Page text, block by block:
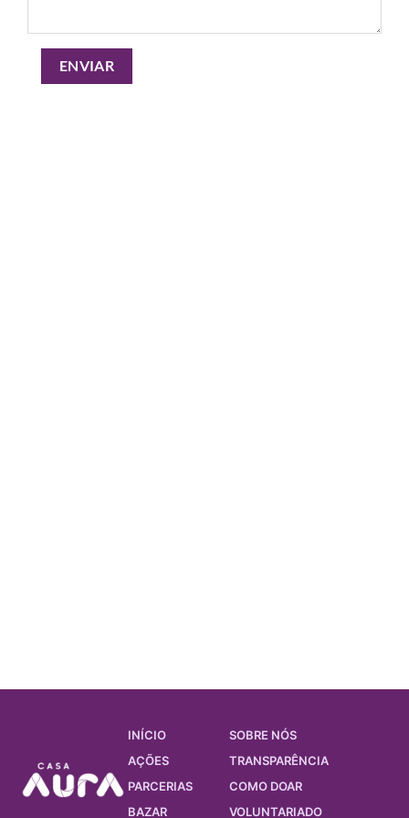
INÍCIO
SOBRE NÓS
AÇÕES
TRANSPARÊNCIA
PARCERIAS
COMO DOAR
BAZAR
VOLUNTARIADO